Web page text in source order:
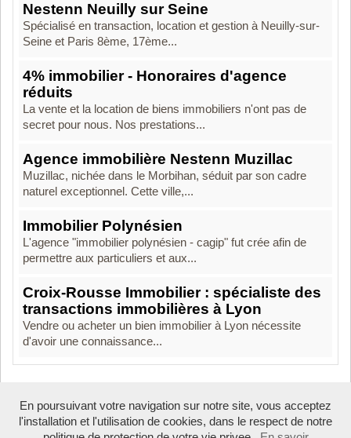
Nestenn Neuilly sur Seine
Spécialisé en transaction, location et gestion à Neuilly-sur-
Seine et Paris 8ème, 17ème...
4% immobilier - Honoraires d'agence
réduits
La vente et la location de biens immobiliers n'ont pas de
secret pour nous. Nos prestations...
Agence immobilière Nestenn Muzillac
Muzillac, nichée dans le Morbihan, séduit par son cadre
naturel exceptionnel. Cette ville,...
Immobilier Polynésien
L'agence "immobilier polynésien - cagip" fut crée afin de
permettre aux particuliers et aux...
Croix-Rousse Immobilier : spécialiste des
transactions immobilières à Lyon
Vendre ou acheter un bien immobilier à Lyon nécessite
d'avoir une connaissance...
Boosté par Arfooo 2.02 - © 2007 - 2026
En poursuivant votre navigation sur notre site, vous acceptez
l'installation et l'utilisation de cookies, dans le respect de notre